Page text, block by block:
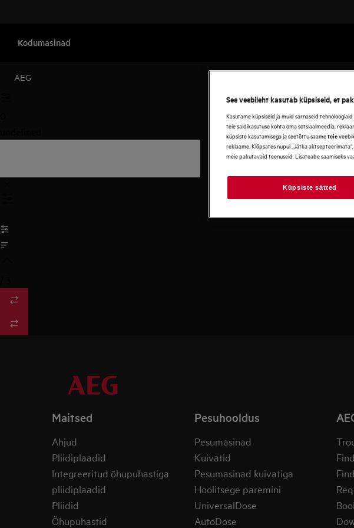
Kodumasinad
AEG
Maitsed
Ahjud
Pliidiplaadid
Integreeritud õhupuhastiga
pliidiplaadid
Pliidid
Õhupuhastid
Pesuhooldus
Pesumasinad
Kuivatid
Pesumasinad kuivatiga
Hoolitsege paremini
UniversalDose
AutoDose
See veebileht kasutab küpsiseid, et
Kasutame küpsiseid ja muid sarnaseid
teie saidikasutuse kohta oma sotsiaalmeedia,
küpsiste kasutamisega ja seetõttu saameteie
reklaame. Klõpsates nupul „Jätka
meie pakutavaid teenuseid. Lisateabe saamiseks
Küpsiste sätted